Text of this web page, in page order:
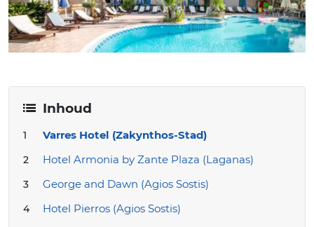
Inhoud
Varres Hotel (Zakynthos-Stad)
Hotel Armonia by Zante Plaza (Laganas)
George and Dawn (Agios Sostis)
Hotel Pierros (Agios Sostis)